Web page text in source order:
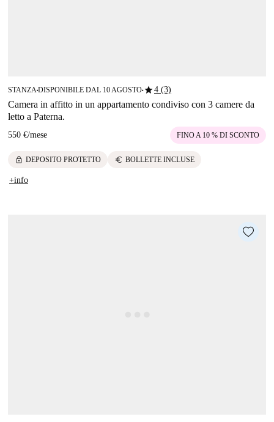
STANZA■DISPONIBILE DAL 10 AGOSTO■star4 (3)
Camera in affitto in un appartamento condiviso con 3 camere da
letto a Paterna.
550 €/mese FINO A 10 % DI SCONTO
lock DEPOSITO PROTETTO euro BOLLETTE INCLUSE
+info